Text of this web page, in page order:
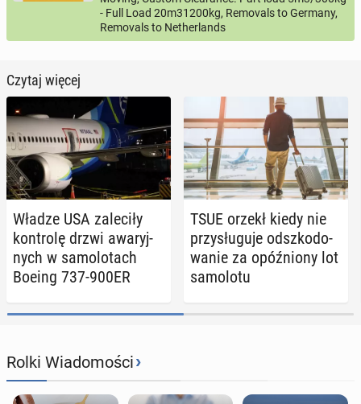
- Full Load 20m31200kg, Removals to Germany,
Removals to Netherlands
Czytaj więcej
Władze USA za­le­ci­ły
kon­tro­lę drzwi awa­ryj­
nych w sa­mo­lo­tach
Boeing 737-900ER
TSUE orzekł kiedy nie
przy­słu­gu­je od­szko­do­
wa­nie za opóź­nio­ny lot
sa­mo­lo­tu
Rolki Wiadomości›